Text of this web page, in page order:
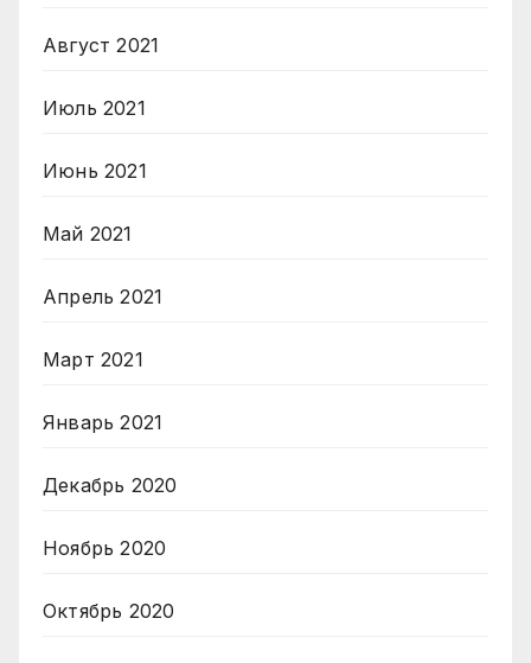
Август 2021
Июль 2021
Июнь 2021
Май 2021
Апрель 2021
Март 2021
Январь 2021
Декабрь 2020
Ноябрь 2020
Октябрь 2020